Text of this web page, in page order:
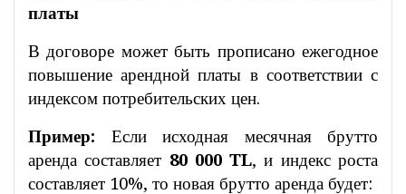
платы
В договоре может быть прописано ежегодное
повышение арендной платы в соответствии с
индексом потребительских цен.
Пример: Если исходная месячная брутто
аренда составляет 80 000 TL, и индекс роста
составляет 10%, то новая брутто аренда будет: